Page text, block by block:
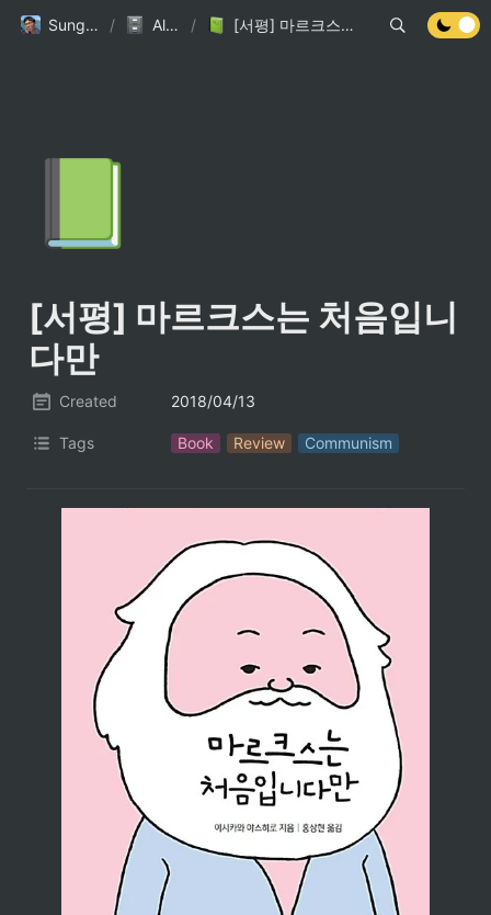
Sungdoo.dev / All Posts / [서평] 마르크스는 처음입니다만
[서평] 마르크스는 처음입니
다만
Created 2018/04/13
Tags Book Review Communism